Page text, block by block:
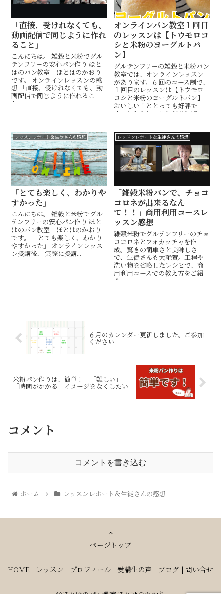
「直接、受けれなくても、
動画配信で同じように作れ
ること」
こんにちは。 雑穀と米粉でグル
テンフリーの安心パン作り ほと
はのパン教室 ほとはのかおり
です。 オンラインレッスンの感
想 「直接、受けれなくても、動
画配信で同じように作れるこ
と」 ...
オンラインパン教室１回目
のレッスンは【トウモロコ
シと米粉のヨーグルトパ
ン】
グルテンフリーの雑穀と米粉パン
教室では、オンラインレッスン
があります。６回のコース制で、
１回目のレッスンは【トウモロ
コシと米粉のヨーグルトパン】
おいしい！ととっても好評で
す。わからないことがあれば、
レッスンレポート＆生徒さんの感想
「とても楽しく、わかりや
すかった」
こんにちは。 雑穀と米粉でグル
テンフリーの安心パン作り ほと
はのパン教室 ほとはのかおり
です。 「とても楽しく、わかり
やすかった」 オンラインレッス
ン受講後、 実際に受講...
レッスンレポート＆生徒さんの感想
「雑穀米粉パンで、チョコ
コロネが出来るなん
て！！」商用利用コースレ
ッスン感想
雑穀米粉でグルテンフリーのチョ
ココロネとフォカッチャを作
成。驚きの簡単さと美味しさ
で、生徒さんも大絶賛。工程や
洗い物を省略したレシピで、商
用利用コースでの教え方をご紹
介。
６月のカレンダー更新しました。ご参加
ください
米粉パン作りは、簡単！ 「難しい」
「時間がかかる」イメージをなくしたい
コメント
コメントを書き込む
ホーム レッスンレポート＆生徒さんの感想
ページトップ
HOME | レッスン | プロフィール | 受講生の声 | ブログ | 問い合せ